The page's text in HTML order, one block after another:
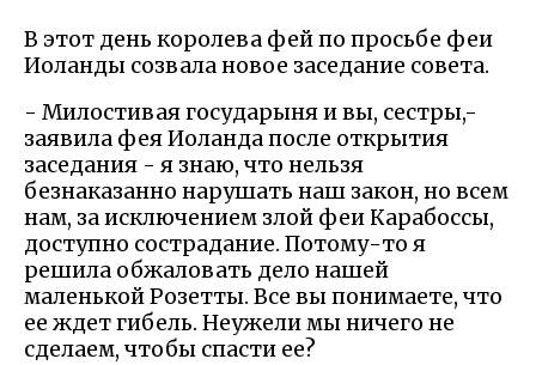
В этот день королева фей по просьбе феи
Иоланды созвала новое заседание совета.
- Милостивая государыня и вы, сестры,-
заявила фея Иоланда после открытия
заседания - я знаю, что нельзя
безнаказанно нарушать наш закон, но всем
нам, за исключением злой феи Карабоссы,
доступно сострадание. Потому-то я
решила обжаловать дело нашей
маленькой Розетты. Все вы понимаете, что
ее ждет гибель. Неужели мы ничего не
сделаем, чтобы спасти ее?